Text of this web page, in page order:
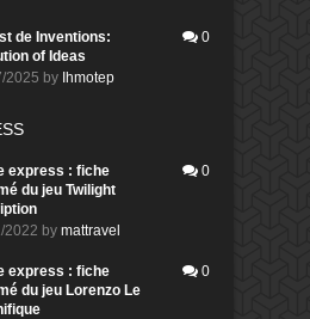
de Inventions:
of Ideas
2025 by Ihmotep
0
express : fiche
du jeu Twilight
2022 by mattravel
0
express : fiche
du jeu Lorenzo Le
0